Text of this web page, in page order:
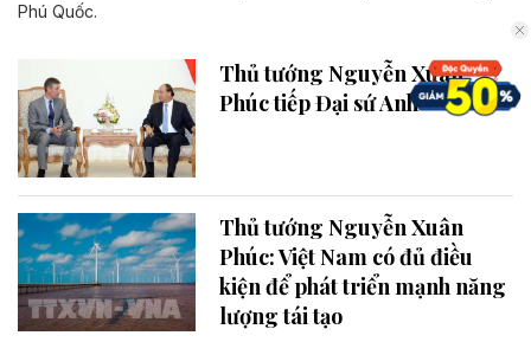
Phú Quốc.
Thủ tướng Nguyễn Xuân
Phúc tiếp Đại sứ Anh
Thủ tướng Nguyễn Xuân
Phúc: Việt Nam có đủ điều
kiện để phát triển mạnh năng
lượng tái tạo